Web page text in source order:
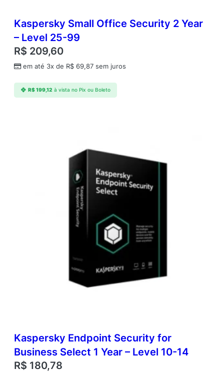
Kaspersky Small Office Security 2 Year
– Level 25-99
R$ 209,60
em até 3x de R$ 69,87 sem juros
R$199,12 à vista no Pix ou Boleto
Kaspersky Endpoint Security for
Business Select 1 Year – Level 10-14
R$ 180,78